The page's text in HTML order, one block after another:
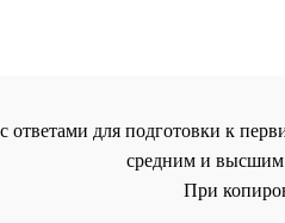
ответами для подготовки к
средним и высшим
При